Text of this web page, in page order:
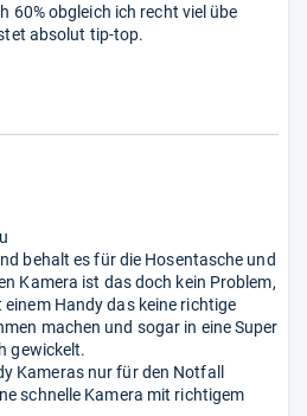
60% obgleich ich recht viel übe
absolut tip-top.
behalt es für die Hosentasche und
Kamera ist das doch kein Problem,
Handy das keine richtige
machen und sogar in eine Super
gewickelt.
Kameras nur für den Notfall
schnelle Kamera mit richtigem